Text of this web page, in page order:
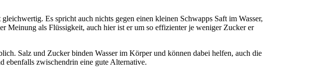
Es spricht auch nichts gegen einen kleinen Schwapps Saft im Wasser,
Meinung als Flüssigkeit, auch hier ist er um so effizienter je weniger Zucker er
Salz und Zucker binden Wasser im Körper und können dabei helfen, auch die
ebenfalls zwischendrin eine gute Alternative.